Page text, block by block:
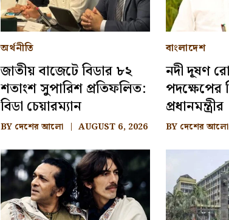
অর্থনীতি
জাতীয় বাজেটে বিডার ৮২
শতাংশ সুপারিশ প্রতিফলিত:
বিডা চেয়ারম্যান
BY দেশের আলো AUGUST 6, 2026
বাংলাদেশ
নদী দূষণ
পদক্ষেপের
প্রধানমন্ত্রীর
BY দেশের আলো